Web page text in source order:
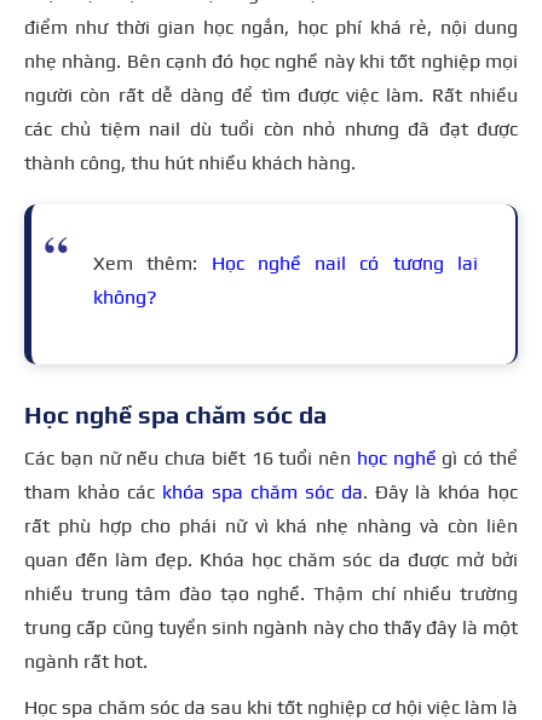
điểm như thời gian học ngắn, học phí khá rẻ, nội dung
nhẹ nhàng. Bên cạnh đó học nghề này khi tốt nghiệp mọi
người còn rất dễ dàng để tìm được việc làm. Rất nhiều
các chủ tiệm nail dù tuổi còn nhỏ nhưng đã đạt được
thành công, thu hút nhiều khách hàng.
Xem thêm: Học nghề nail có tương lai
không?
Học nghề spa chăm sóc da
Các bạn nữ nếu chưa biết 16 tuổi nên học nghề gì có thể
tham khảo các khóa spa chăm sóc da. Đây là khóa học
rất phù hợp cho phái nữ vì khá nhẹ nhàng và còn liên
quan đến làm đẹp. Khóa học chăm sóc da được mở bởi
nhiều trung tâm đào tạo nghề. Thậm chí nhiều trường
trung cấp cũng tuyển sinh ngành này cho thấy đây là một
ngành rất hot.
Học spa chăm sóc da sau khi tốt nghiệp cơ hội việc làm là